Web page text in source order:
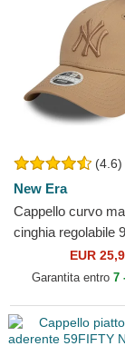
(4.6)
New Era
Cappello curvo
cinghia regolabile
League Essential
York Yankees
EUR
Garantita entro 7